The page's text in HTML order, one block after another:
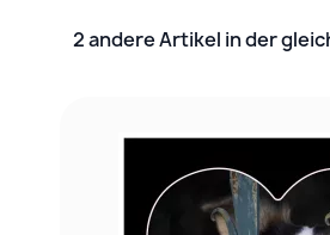
2 andere Artikel in der